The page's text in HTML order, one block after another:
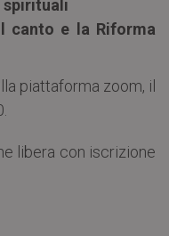
spirituali
canto e la Riforma
piattaforma zoom, il
libera con iscrizione